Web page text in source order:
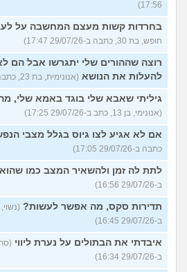
17:56)
בחרדות קשות מעצם המחשבה על
חופש, בת 30, כתבה ב-29/07/26 17:47)
רוצה שההורים שלי יתגרשו אבל הם
להעלות את הנושא (אנונימית, בת 23, כתבה ב-29/07/26 17:36)
גיליתי שאבא שלי בוגד באמא שלי,
(אנונימי, בן 13, כתב ב-29/07/26 17:25)
אם לא אגיע לצו גיוס בגלל מצבי
כתבה ב-29/07/26 17:05)
לתת לה זמן ולהשאיר המצב כמו
ב-29/07/26 16:56)
תדירות סקס, מה אפשר לעשות?
ב-29/07/26 16:45)
איבדתי את הבתולים על נערת ליווי
ב-29/07/26 16:34)